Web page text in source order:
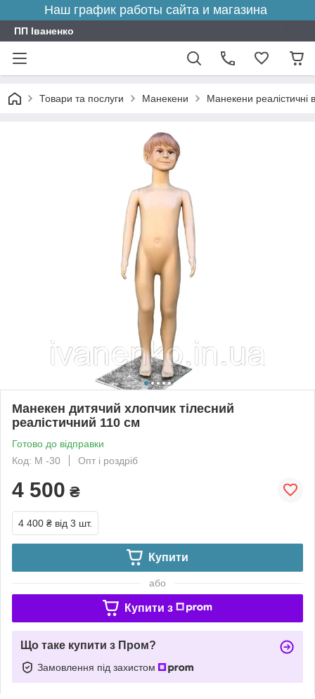
Наш график работы сайта и магазина
ПП Іваненко
Товари та послуги Манекени Манекени реалістичні
Манекен дитячий хлопчик тілесний
реалістичний 110 см
Готово до відправки
Код: М -30
Опт і роздріб
4 500 ₴
4 400 ₴ від 3 шт.
Купити
або
Купити з
Що таке купити з Пром?
Замовлення під захистом